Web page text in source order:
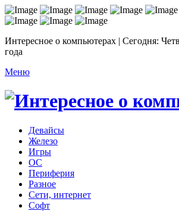
Интересное о компьютерах | Сегодня:
года
Меню
Девайсы
Железо
Игры
ОС
Периферия
Разное
Сети, интернет
Софт